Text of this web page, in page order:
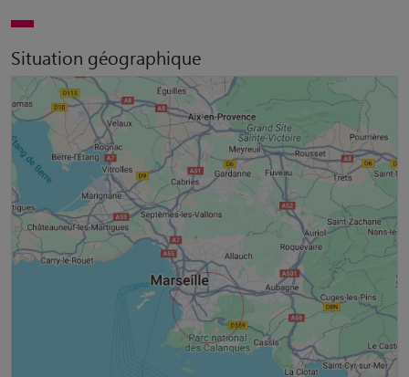
Situation géographique